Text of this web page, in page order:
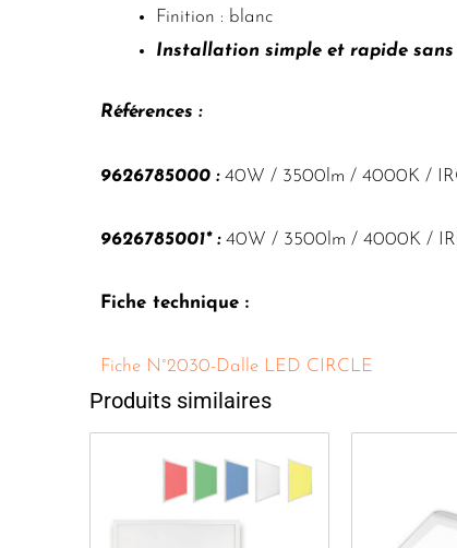
Finition : blanc
Installation simple et rapide sans
Références :
9626785000 : 40W / 3500lm / 4000K /
9626785001* : 40W / 3500lm / 4000K /
Fiche technique :
Fiche N°2030-Dalle LED CIRCLE
Produits similaires